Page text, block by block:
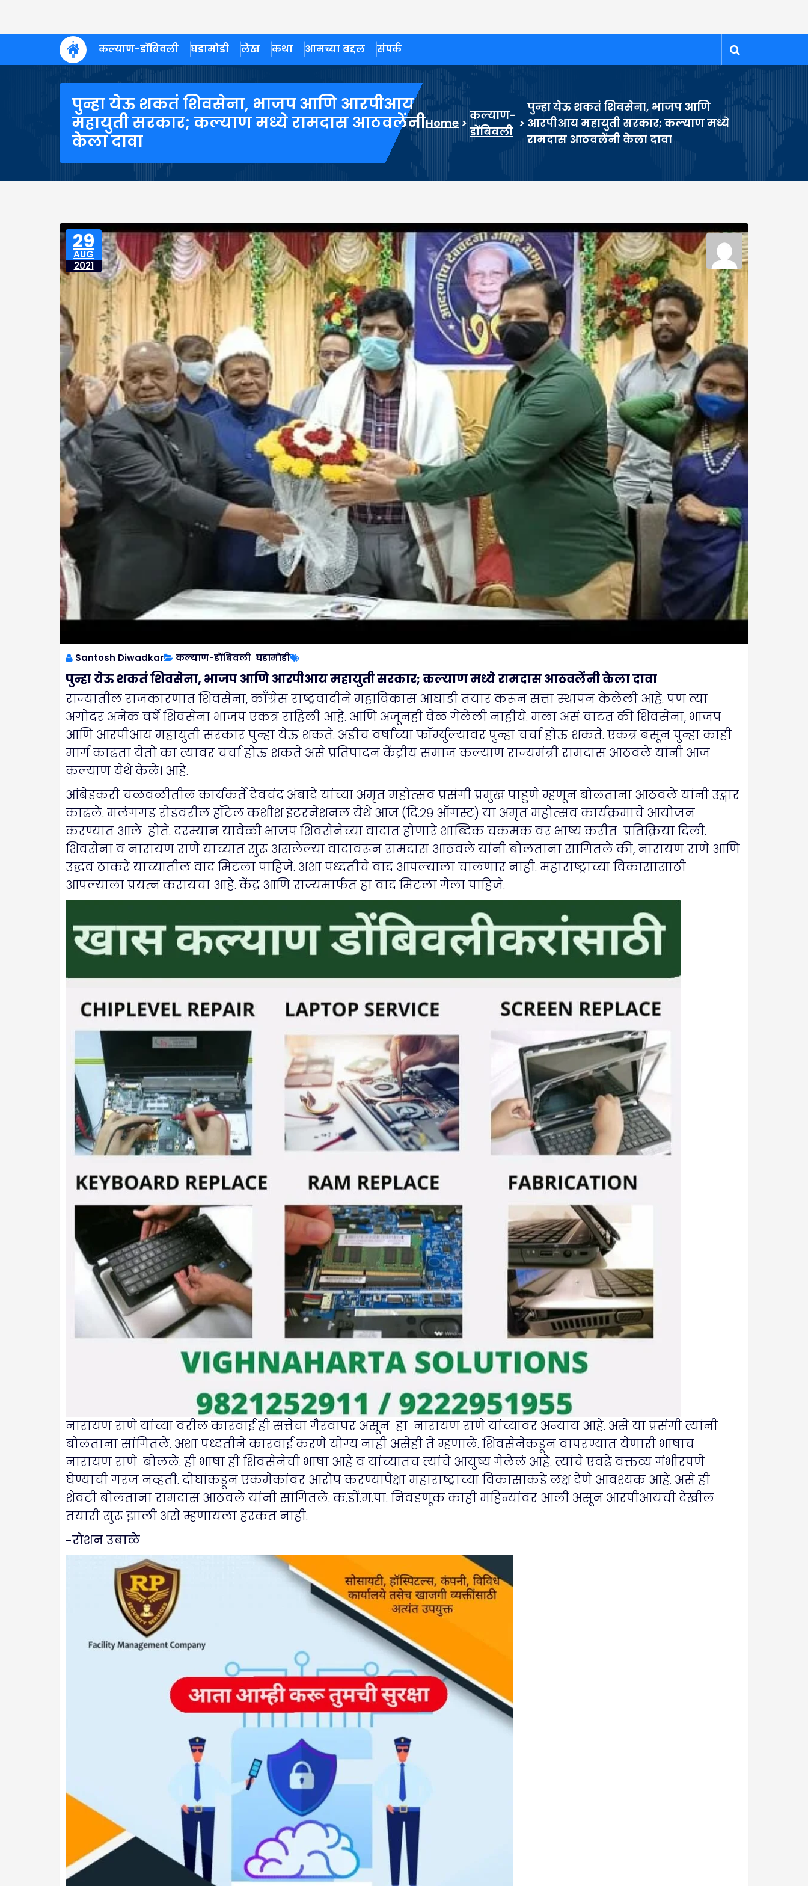
कल्याण-डोंबिवली घडामोडी लेख कथा आमच्या बद्दल संपर्क
पुन्हा येऊ शकतं शिवसेना, भाजप आणि आरपीआय
महायुती सरकार; कल्याण मध्ये रामदास आठवलेंनी
केला दावा
Home >
कल्याण-
डोंबिवली
>
पुन्हा येऊ शकतं शिवसेना, भाजप आणि
आरपीआय महायुती सरकार; कल्याण मध्ये
रामदास आठवलेंनी केला दावा
29
AUG
2021
Santosh Diwadkar कल्याण-डोंबिवली घडामोडी
पुन्हा येऊ शकतं शिवसेना, भाजप आणि आरपीआय महायुती सरकार; कल्याण मध्ये रामदास आठवलेंनी केला दावा
राज्यातील राजकारणात शिवसेना, काँग्रेस राष्ट्रवादीने महाविकास आघाडी तयार करून सत्ता स्थापन केलेली आहे. पण त्या
अगोदर अनेक वर्षे शिवसेना भाजप एकत्र राहिली आहे. आणि अजूनही वेळ गेलेली नाहीये. मला असं वाटत की शिवसेना, भाजप
आणि आरपीआय महायुती सरकार पुन्हा येऊ शकते. अडीच वर्षांच्या फॉर्म्युल्यावर पुन्हा चर्चा होऊ शकते. एकत्र बसून पुन्हा काही
मार्ग काढता येतो का त्यावर चर्चा होऊ शकते असे प्रतिपादन केंद्रीय समाज कल्याण राज्यमंत्री रामदास आठवले यांनी आज
कल्याण येथे केले। आहे.
आंबेडकरी चळवळीतील कार्यकर्ते देवचंद अंबादे यांच्या अमृत महोत्सव प्रसंगी प्रमुख पाहुणे म्हणून बोलताना आठवले यांनी उद्गार
काढले. मलंगगड रोडवरील हॉटेल कशीश इंटरनेशनल येथे आज (दि.२९ ऑगस्ट) या अमृत महोत्सव कार्यक्रमाचे आयोजन
करण्यात आले होते. दरम्यान यावेळी भाजप शिवसेनेच्या वादात होणारे शाब्दिक चकमक वर भाष्य करीत प्रतिक्रिया दिली.
शिवसेना व नारायण राणे यांच्यात सुरू असलेल्या वादावरून रामदास आठवले यांनी बोलताना सांगितले की, नारायण राणे आणि
उद्धव ठाकरे यांच्यातील वाद मिटला पाहिजे. अशा पध्दतीचे वाद आपल्याला चालणार नाही. महाराष्ट्राच्या विकासासाठी
आपल्याला प्रयत्न करायचा आहे. केंद्र आणि राज्यमार्फत हा वाद मिटला गेला पाहिजे.
नारायण राणे यांच्या वरील कारवाई ही सत्तेचा गैरवापर असून हा नारायण राणे यांच्यावर अन्याय आहे. असे या प्रसंगी त्यांनी
बोलताना सांगितले. अशा पध्दतीने कारवाई करणे योग्य नाही असेही ते म्हणाले. शिवसेनेकडून वापरण्यात येणारी भाषाच
नारायण राणे बोलले. ही भाषा ही शिवसेनेची भाषा आहे व यांच्यातच त्यांचे आयुष्य गेलेलं आहे. त्यांचे एवढे वक्तव्य गंभीरपणे
घेण्याची गरज नव्हती. दोघांकडून एकमेकांवर आरोप करण्यापेक्षा महाराष्ट्राच्या विकासाकडे लक्ष देणे आवश्यक आहे. असे ही
शेवटी बोलताना रामदास आठवले यांनी सांगितले. क.डों.म.पा. निवडणूक काही महिन्यांवर आली असून आरपीआयची देखील
तयारी सुरू झाली असे म्हणायला हरकत नाही.
-रोशन उबाळे